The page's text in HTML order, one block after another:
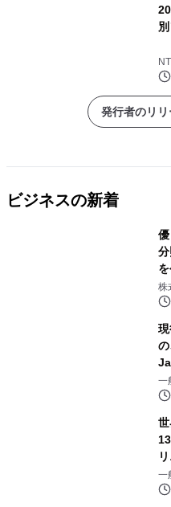
発行者のリ
ビジネスの新着
株
一
一